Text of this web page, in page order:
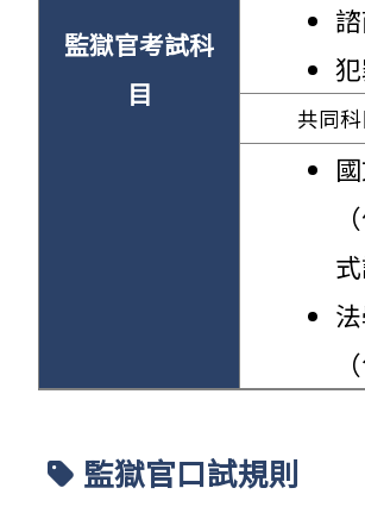
監獄官考試科
目
共同
監獄官口試規則